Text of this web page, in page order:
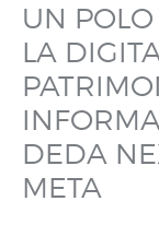
UN POLO
LA
DEDA
META